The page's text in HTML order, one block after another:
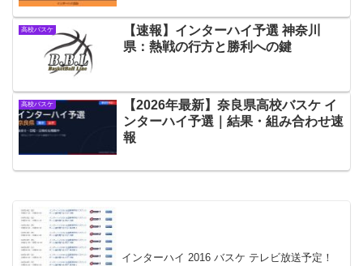
高校バスケ
【速報】インターハイ予選 神奈川
県：熱戦の行方と勝利への鍵
高校バスケ
【2026年最新】奈良県高校バスケ イ
ンターハイ予選｜結果・組み合わせ速
報
インターハイ 2016 バスケ テレビ放送予定！